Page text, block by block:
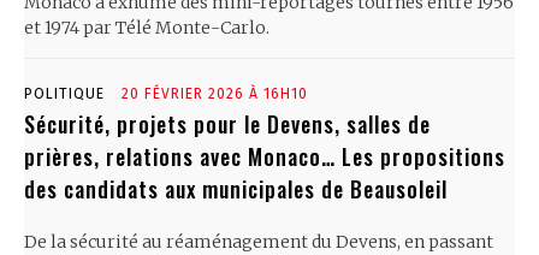
et 1974 par Télé Monte-Carlo.
POLITIQUE 20 FÉVRIER 2026 À 16H10
Sécurité, projets pour le Devens, salles de
prières, relations avec Monaco… Les propositions
des candidats aux municipales de Beausoleil
De la sécurité au réaménagement du Devens, en passant